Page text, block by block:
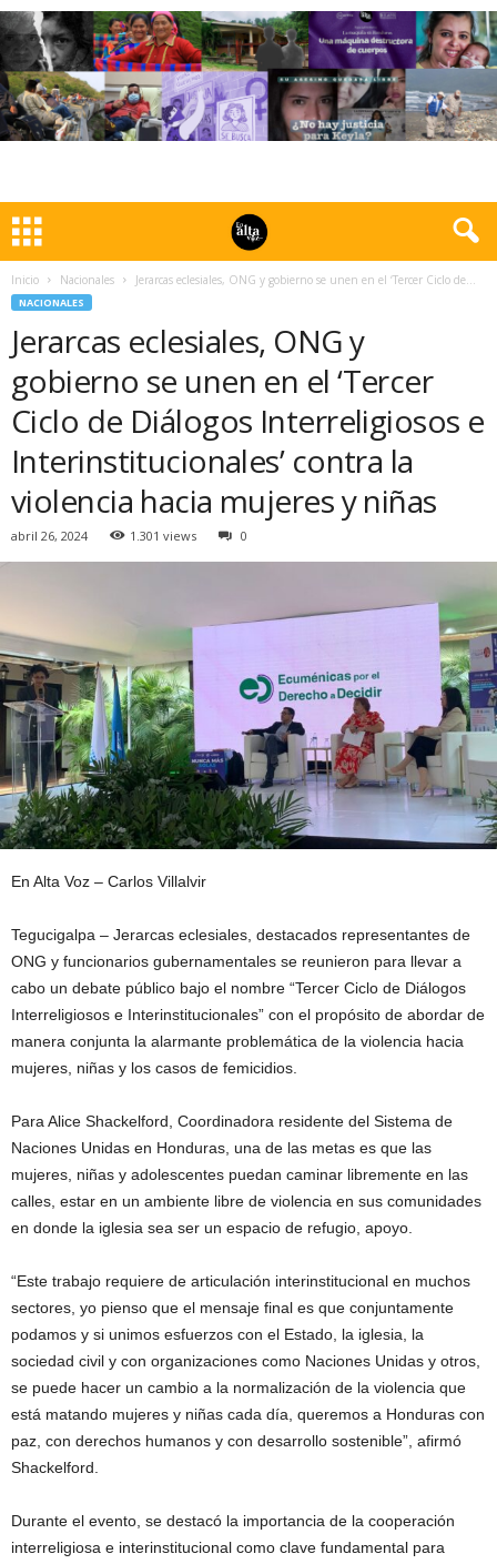
Inicio Nacionales Jerarcas eclesiales, ONG y gobierno se unen en el ‘Tercer Ciclo de...
NACIONALES
Jerarcas eclesiales, ONG y
gobierno se unen en el ‘Tercer
Ciclo de Diálogos Interreligiosos e
Interinstitucionales’ contra la
violencia hacia mujeres y niñas
abril 26, 2024 1.301 views 0
En Alta Voz – Carlos Villalvir
Tegucigalpa – Jerarcas eclesiales, destacados representantes de
ONG y funcionarios gubernamentales se reunieron para llevar a
cabo un debate público bajo el nombre “Tercer Ciclo de Diálogos
Interreligiosos e Interinstitucionales” con el propósito de abordar de
manera conjunta la alarmante problemática de la violencia hacia
mujeres, niñas y los casos de femicidios.
Para Alice Shackelford, Coordinadora residente del Sistema de
Naciones Unidas en Honduras, una de las metas es que las
mujeres, niñas y adolescentes puedan caminar libremente en las
calles, estar en un ambiente libre de violencia en sus comunidades
en donde la iglesia sea ser un espacio de refugio, apoyo.
“Este trabajo requiere de articulación interinstitucional en muchos
sectores, yo pienso que el mensaje final es que conjuntamente
podamos y si unimos esfuerzos con el Estado, la iglesia, la
sociedad civil y con organizaciones como Naciones Unidas y otros,
se puede hacer un cambio a la normalización de la violencia que
está matando mujeres y niñas cada día, queremos a Honduras con
paz, con derechos humanos y con desarrollo sostenible”, afirmó
Shackelford.
Durante el evento, se destacó la importancia de la cooperación
interreligiosa e interinstitucional como clave fundamental para